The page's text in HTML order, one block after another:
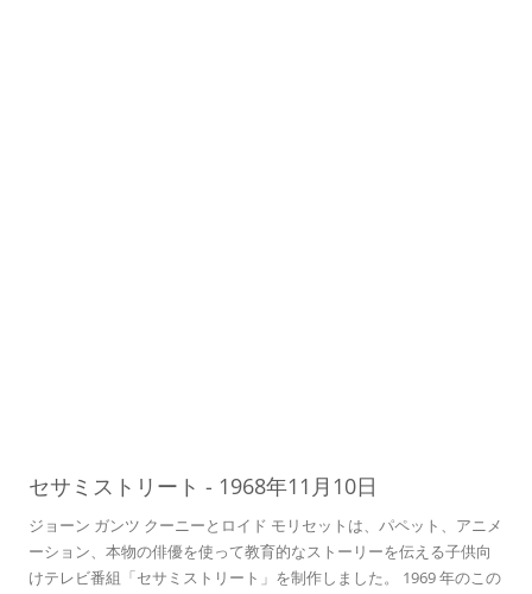
セサミストリート - 1968年11月10日
ジョーン ガンツ クーニーとロイド モリセットは、パペット、アニメ
ーション、本物の俳優を使って教育的なストーリーを伝える子供向
けテレビ番組「セサミストリート」を制作しました。 1969 年のこの